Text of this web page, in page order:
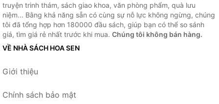
truyện trinh thám, sách giao khoa, văn phòng phẩm, quà lưu
niệm... Bằng khả năng sẵn có cùng sự nỗ lực không ngừng, chúng
tôi đã tổng hợp hơn 180000 đầu sách, giúp bạn có thể so sánh
giá, tìm giá rẻ nhất trước khi mua. Chúng tôi không bán hàng.
VỀ NHÀ SÁCH HOA SEN
Giới thiệu
Chính sách bảo mật